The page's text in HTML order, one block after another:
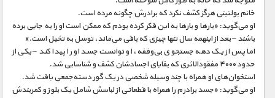
خانم بولتینی هرگز کشف نکرد که برادرش چگونه مرده است.
او می‌گوید: «بارها و بارها به این فکر کرده بودم که ممکن است او را به جایی برده
باشند – بعد از اینهمه سال تنها چیزی که باقی می‌ماند، توسل به تخیل است.»
اما پس از یک دهه جستجوی بی‌وقفه، او توانست جسد او را پیدا کند – یکی از
حدود ۴۰۰۰ مفقودالاثری که بقایای اجسادشان کشف و شناسایی شد.
استخوان‌های او همراه با چند وسیله شخصی در یک گور دسته‌جمعی یافت شد.
او می‌گوید: «جسد برادرم را همراه با قطعاتی از لباسش شامل یک بلوز و کمربندش